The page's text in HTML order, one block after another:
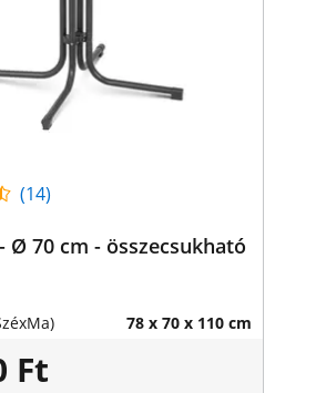
(14)
Ø 70 cm - összecsukható
78 x 70 x 110 cm
Ft